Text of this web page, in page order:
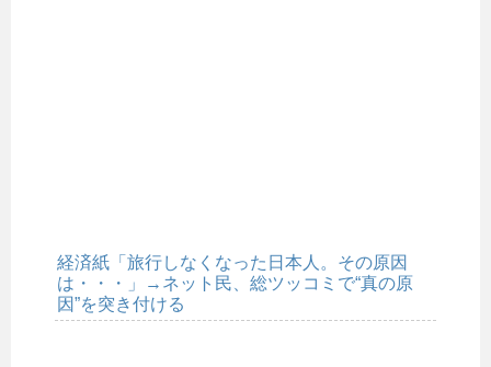
経済紙「旅行しなくなった日本人。その原因
は・・・」→ネット民、総ツッコミで“真の原
因”を突き付ける